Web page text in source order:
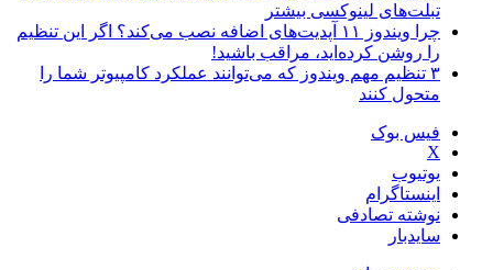
تبلت‌های لینوکسی بیشتر
چرا ویندوز ۱۱ آپدیت‌های اضافه نصب می‌کند؟ اگر این تنظیم
را روشن کرده‌اید، مراقب باشید!
۳ تنظیم مهم ویندوز که می‌توانند عملکرد کامپیوتر شما را
متحول کنند
فیس بوک
X
یوتیوب
اینستاگرام
نوشته تصادفی
سایدبار